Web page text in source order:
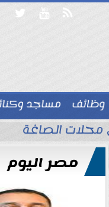
  
وظائف
مساجد

مصر اليوم